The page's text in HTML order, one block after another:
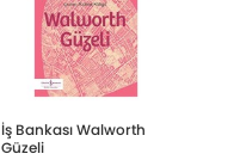
İş Bankası Walworth
Güzeli